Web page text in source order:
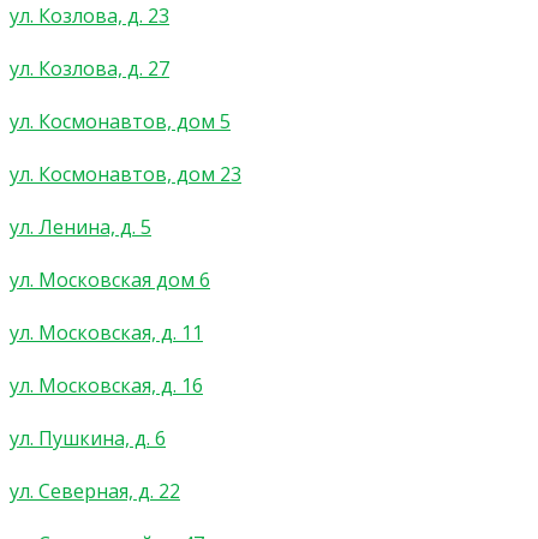
ул. Козлова, д. 23
ул. Козлова, д. 27
ул. Космонавтов, дом 5
ул. Космонавтов, дом 23
ул. Ленина, д. 5
ул. Московская дом 6
ул. Московская, д. 11
ул. Московская, д. 16
ул. Пушкина, д. 6
ул. Северная, д. 22